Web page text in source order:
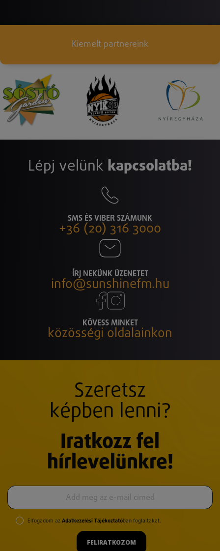
Kiemelt partnereink
Lépj velünk kapcsolatba!
SMS ÉS VIBER SZÁMUNK
+36 (20) 316 3000
ÍRJ NEKÜNK ÜZENETET
info@sunshinefm.hu
KÖVESS MINKET
közösségi oldalainkon
Szeretsz
képben lenni?
Iratkozz fel
hírlevelünkre!
Elfogadom az Adatkezelési Tájékoztatóban foglaltakat.
FELIRATKOZOM